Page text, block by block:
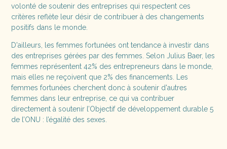
volonté de soutenir des entreprises qui respectent ces
critères reflète leur désir de contribuer à des changements
positifs dans le monde.
D'ailleurs, les femmes fortunées ont tendance à investir dans
des entreprises gérées par des femmes. Selon Julius Baer, les
femmes représentent 42% des entrepreneurs dans le monde,
mais elles ne reçoivent que 2% des financements. Les
femmes fortunées cherchent donc à soutenir d'autres
femmes dans leur entreprise, ce qui va contribuer
directement à soutenir l’Objectif de développement durable 5
de l’ONU : l’égalité des sexes.